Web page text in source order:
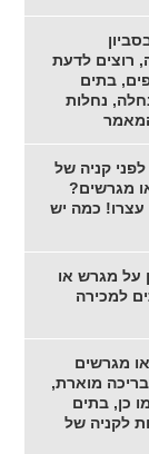
רוצים לדעת
בתים
נחלות
קניה של
מגרשים?
עצרו! כמה יש
על מגרש או
למכירה
מגרשים
בריכה מוארת,
כן, בתים
לקניה של